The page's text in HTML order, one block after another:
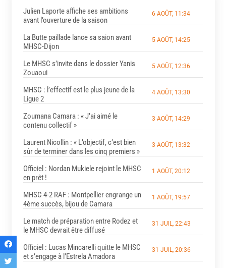
Julien Laporte affiche ses ambitions
avant l’ouverture de la saison
6 AOÛT, 11:34
La Butte paillade lance sa saion avant
MHSC-Dijon
5 AOÛT, 14:25
Le MHSC s’invite dans le dossier Yanis
Zouaoui
5 AOÛT, 12:36
MHSC : l’effectif est le plus jeune de la
Ligue 2
4 AOÛT, 13:30
Zoumana Camara : « J’ai aimé le
contenu collectif »
3 AOÛT, 14:29
Laurent Nicollin : « L’objectif, c’est bien
sûr de terminer dans les cinq premiers »
3 AOÛT, 13:32
Officiel : Nordan Mukiele rejoint le MHSC
en prêt !
1 AOÛT, 20:12
MHSC 4-2 RAF : Montpellier engrange un
4ème succès, bijou de Camara
1 AOÛT, 19:57
Le match de préparation entre Rodez et
le MHSC devrait être diffusé
31 JUIL, 22:43
Officiel : Lucas Mincarelli quitte le MHSC
et s’engage à l’Estrela Amadora
31 JUIL, 20:36